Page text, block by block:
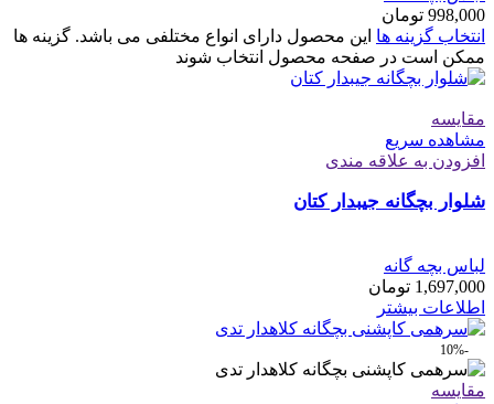
998,000 تومان
انتخاب گزینه ها این محصول دارای انواع مختلفی می باشد. گزینه ها
ممکن است در صفحه محصول انتخاب شوند
مقایسه
مشاهده سریع
افزودن به علاقه مندی
شلوار بچگانه جیبدار کتان
لباس بچه گانه
1,697,000 تومان
اطلاعات بیشتر
-10%
مقایسه